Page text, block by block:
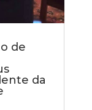
de
da